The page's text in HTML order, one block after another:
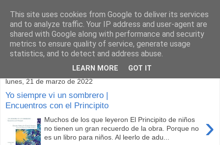
lunes, 21 de marzo de 2022
Yo siempre vi un sombrero |
Encuentros con el Principito
›
Muchos de los que leyeron El Principito de niños
no tienen un gran recuerdo de la obra. Porque no
es un libro para niños. Al leerlo de adu...
This site uses cookies from Google to deliver its services
and to analyze traffic. Your IP address and user-agent are
shared with Google along with performance and security
metrics to ensure quality of service, generate usage
statistics, and to detect and address abuse.
LEARN MORE GOT IT